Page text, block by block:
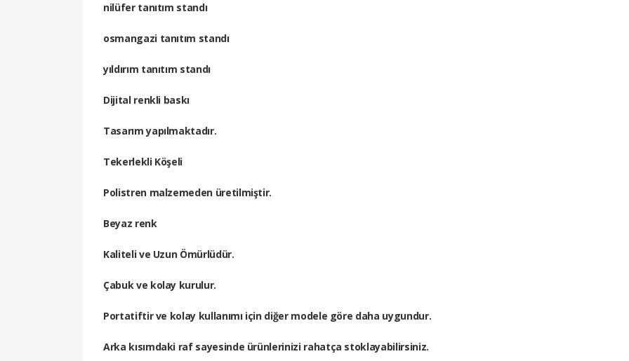
nilüfer tanıtım standı
osmangazi tanıtım standı
yıldırım tanıtım standı
Dijital renkli baskı
Tasarım yapılmaktadır.
Tekerlekli Köşeli
Polistren malzemeden üretilmiştir.
Beyaz renk
Kaliteli ve Uzun Ömürlüdür.
Çabuk ve kolay kurulur.
Portatiftir ve kolay kullanımı için diğer modele göre daha uygundur.
Arka kısımdaki raf sayesinde ürünlerinizi rahatça stoklayabilirsiniz.